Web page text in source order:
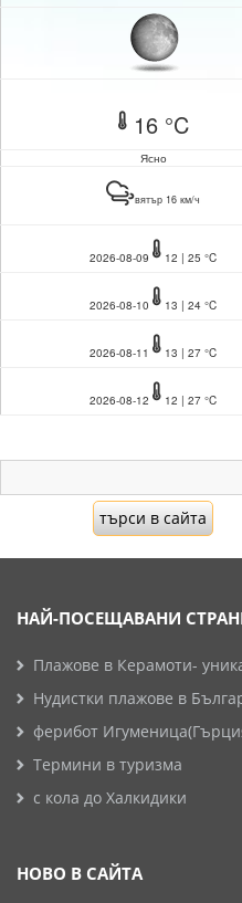
16 °C
Ясно
вятър 16 км/ч
2026-08-09 12 | 25 °C
2026-08-10 13 | 24 °C
2026-08-11 13 | 27 °C
2026-08-12 12 | 27 °C
НАЙ-ПОСЕЩАВАНИ
Плажове в Керамоти-
Нудистки плажове в
ферибот
Термини в туризма
с кола до Халкидики
НОВО В САЙТА